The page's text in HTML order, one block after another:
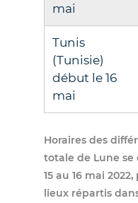
mai
Tunis
(Tunisie)
début le 16
mai
Horaires des
totale de Lune
15 au 16 mai
lieux répartis